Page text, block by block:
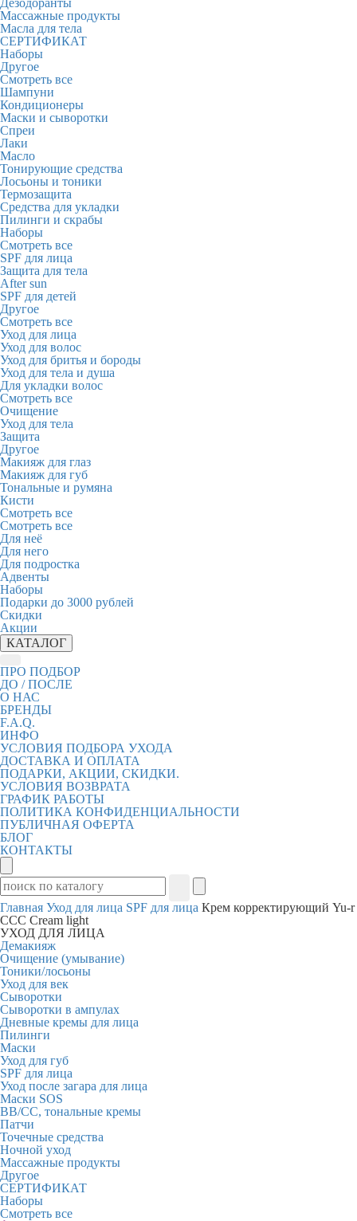
Дезодоранты
Массажные продукты
Масла для тела
СЕРТИФИКАТ
Наборы
Другое
Смотреть все
Шампуни
Кондиционеры
Маски и сыворотки
Спреи
Лаки
Масло
Тонирующие средства
Лосьоны и тоники
Термозащита
Средства для укладки
Пилинги и скрабы
Наборы
Смотреть все
SPF для лица
Защита для тела
After sun
SPF для детей
Другое
Смотреть все
Уход для лица
Уход для волос
Уход для бритья и бороды
Уход для тела и душа
Для укладки волос
Смотреть все
Очищение
Уход для тела
Защита
Другое
Макияж для глаз
Макияж для губ
Тональные и румяна
Кисти
Смотреть все
Смотреть все
Для неё
Для него
Для подростка
Адвенты
Наборы
Подарки до 3000 рублей
Скидки
Акции
КАТАЛОГ
ПРО ПОДБОР
ДО / ПОСЛЕ
О НАС
БРЕНДЫ
F.A.Q.
ИНФО
УСЛОВИЯ ПОДБОРА УХОДА
ДОСТАВКА И ОПЛАТА
ПОДАРКИ, АКЦИИ, СКИДКИ.
УСЛОВИЯ ВОЗВРАТА
ГРАФИК РАБОТЫ
ПОЛИТИКА КОНФИДЕНЦИАЛЬНОСТИ
ПУБЛИЧНАЯ ОФЕРТА
БЛОГ
КОНТАКТЫ
Главная Уход для лица SPF для лица Крем корректирующий Yu-r
ССС Cream light
УХОД ДЛЯ ЛИЦА
Демакияж
Очищение (умывание)
Тоники/лосьоны
Уход для век
Сыворотки
Сыворотки в ампулах
Дневные кремы для лица
Пилинги
Маски
Уход для губ
SPF для лица
Уход после загара для лица
Маски SOS
BB/CC, тональные кремы
Патчи
Точечные средства
Ночной уход
Массажные продукты
Другое
СЕРТИФИКАТ
Наборы
Смотреть все